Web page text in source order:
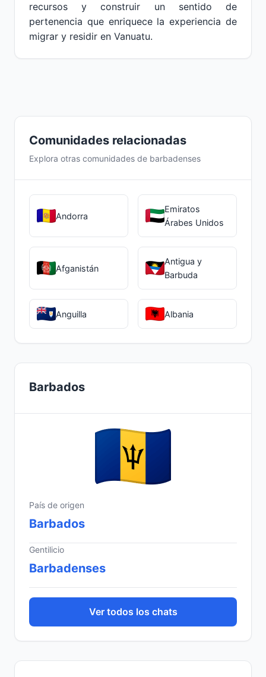
recursos y construir un sentido de
pertenencia que enriquece la experiencia de
migrar y residir en Vanuatu.
Comunidades relacionadas
Explora otras comunidades de barbadenses
Andorra
Emiratos
Árabes Unidos
Afganistán
Antigua y
Barbuda
Anguilla Albania
Barbados
País de origen
Barbados
Gentilicio
Barbadenses
Ver todos los chats